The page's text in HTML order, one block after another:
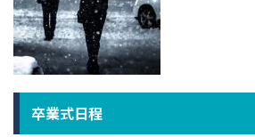
卒業式日程